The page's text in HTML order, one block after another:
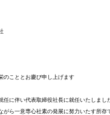
こととお慶び申し上げます
に伴い代表取締役社長に就任いたしまし
ら一意専心社素の発展に努力いたす所存